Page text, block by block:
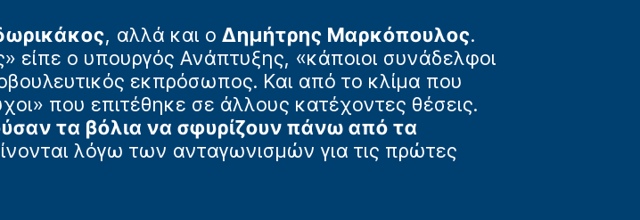
, αλλά και ο Δημήτρης Μαρκόπουλος.
είπε ο υπουργός Ανάπτυξης, «κάποιοι συνάδελφοι
εκπρόσωπος. Και από το κλίμα που
που επιτέθηκε σε άλλους κατέχοντες θέσεις.
τα βόλια να σφυρίζουν πάνω από τα
λόγω των ανταγωνισμών για τις πρώτες